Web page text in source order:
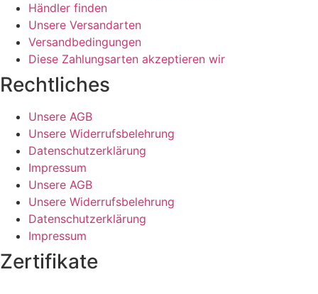
Händler finden
Unsere Versandarten
Versandbedingungen
Diese Zahlungsarten akzeptieren wir
Rechtliches
Unsere AGB
Unsere Widerrufsbelehrung
Datenschutzerklärung
Impressum
Unsere AGB
Unsere Widerrufsbelehrung
Datenschutzerklärung
Impressum
Zertifikate